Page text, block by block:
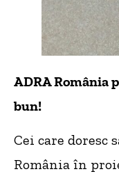
ADRA România
bun!
Cei care doresc
România în